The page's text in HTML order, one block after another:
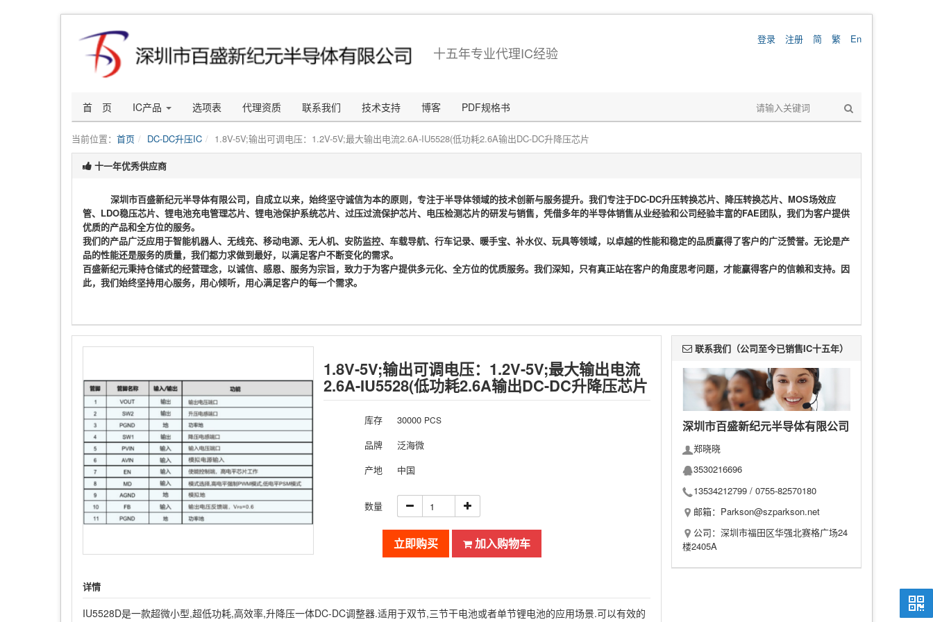
登录 注册 简 繁 En
十五年专业代理IC经验
首 页 IC产品 选项表 代理资质 联系我们 技术支持 博客 PDF规格书
当前位置： 首页 DC-DC升压IC 1.8V-5V;输出可调电压：1.2V-5V;最大输出电流2.6A-IU5528(低功耗2.6A输出DC-DC升降压芯片
十一年优秀供应商
深圳市百盛新纪元半导体有限公司，自成立以来，始终坚守诚信为本的原则，专注于半导体领域的技术创新与服务提升。我们专注于DC-DC升压转换芯片、降压转换芯片、MOS场效应
管、LDO稳压芯片、锂电池充电管理芯片、锂电池保护系统芯片、过压过流保护芯片、电压检测芯片的研发与销售，凭借多年的半导体销售从业经验和公司经验丰富的FAE团队，我们为客户提供
优质的产品和全方位的服务。
我们的产品广泛应用于智能机器人、无线充、移动电源、无人机、安防监控、车载导航、行车记录、暖手宝、补水仪、玩具等领域，以卓越的性能和稳定的品质赢得了客户的广泛赞誉。无论是产
品的性能还是服务的质量，我们都力求做到最好，以满足客户不断变化的需求。
百盛新纪元秉持仓储式的经营理念，以诚信、感恩、服务为宗旨，致力于为客户提供多元化、全方位的优质服务。我们深知，只有真正站在客户的角度思考问题，才能赢得客户的信赖和支持。因
此，我们始终坚持用心服务，用心倾听，用心满足客户的每一个需求。
1.8V-5V;输出可调电压：1.2V-5V;最大输出电流
2.6A-IU5528(低功耗2.6A输出DC-DC升降压芯片
库存 30000 PCS
品牌
泛海微
产地
中国
数量
立即购买 加入购物车
详情
IU5528D是一款超微小型,超低功耗,高效率,升降压一体DC-DC调整器.适用于双节,三节干电池或者单节锂电池的应用场景.可以有效的
联系我们（公司至今已销售IC十五年）
深圳市百盛新纪元半导体有限公司
郑晓晓
3530216696
13534212799 / 0755-82570180
邮箱：Parkson@szparkson.net
公司：深圳市福田区华强北赛格广场24
楼2405A